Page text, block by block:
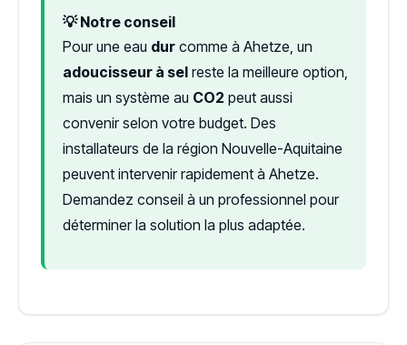
💡 Notre conseil
Pour une eau dur comme à Ahetze, un
adoucisseur à sel reste la meilleure option,
mais un système au CO2 peut aussi
convenir selon votre budget. Des
installateurs de la région Nouvelle-Aquitaine
peuvent intervenir rapidement à Ahetze.
Demandez conseil à un professionnel pour
déterminer la solution la plus adaptée.